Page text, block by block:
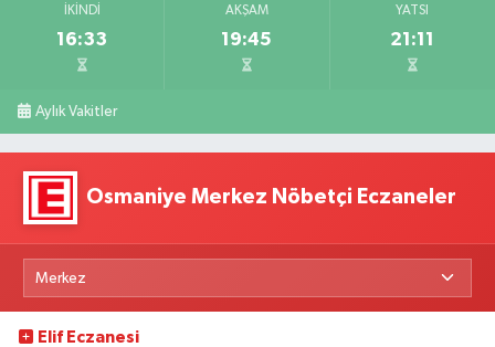
İKINDI
16:33
AKŞAM
19:45
YATSI
21:11
Aylık Vakitler
Osmaniye Merkez Nöbetçi Eczaneler
Elif Eczanesi